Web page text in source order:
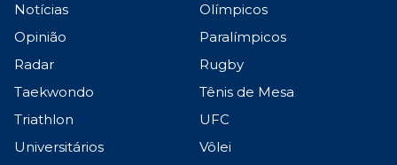
Notícias
Olímpicos
Opinião
Paralímpicos
Radar
Rugby
Taekwondo
Tênis de Mesa
Triathlon
UFC
Universitários
Vôlei